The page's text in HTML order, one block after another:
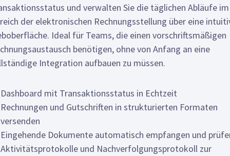
und verwalten Sie die täglichen Abläufe im
der elektronischen Rechnungsstellung über eine
Ideal für Teams, die einen vorschriftsmäßigen
benötigen, ohne von Anfang an eine
Integration aufbauen zu müssen.
Dashboard mit Transaktionsstatus in Echtzeit
Rechnungen und Gutschriften in strukturierten Formaten
versenden
Eingehende Dokumente automatisch empfangen und
Aktivitätsprotokolle und Nachverfolgungsprotokoll zur